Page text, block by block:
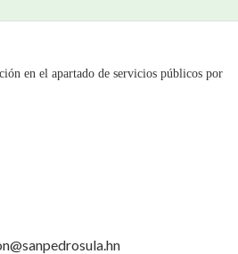
en el apartado de servicios públicos por